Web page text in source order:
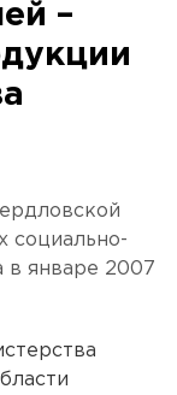
–
социально-
в январе 2007